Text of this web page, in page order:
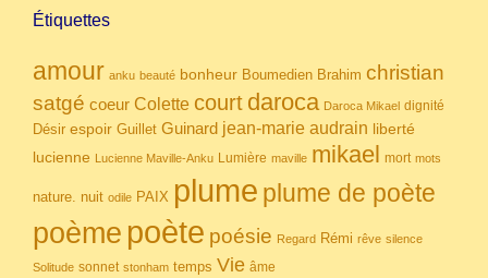
Étiquettes
amour anku beauté bonheur Boumedien Brahim christian
satgé coeur Colette court daroca Daroca Mikael dignité
Désir espoir Guillet Guinard jean-marie audrain liberté
lucienne Lucienne Maville-Anku Lumière maville mikael mort mots
nature. nuit odile PAIX plume plume de poète
poème poète poésie Regard Rémi rêve silence
Solitude sonnet stonham temps Vie âme